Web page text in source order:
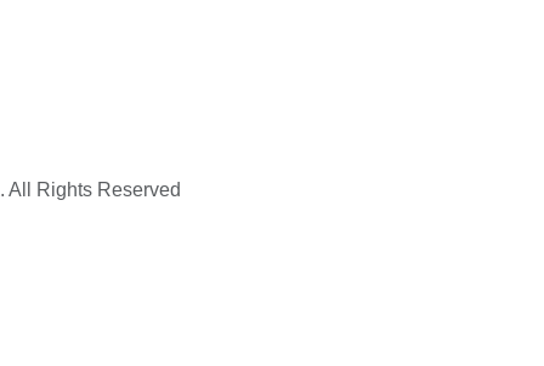
All Rights Reserved